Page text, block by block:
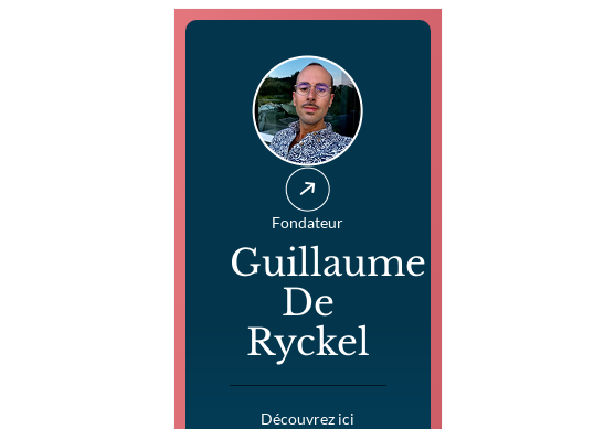
Fondateur
Guillaume
De
Ryckel
Découvrez ici